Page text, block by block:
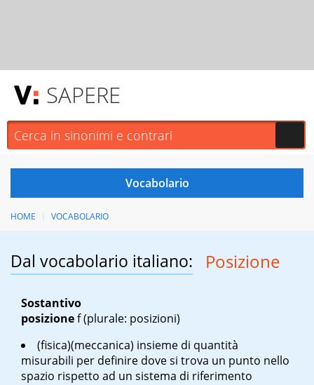
SAPERE
HOME VOCABOLARIO
Dal vocabolario italiano: Posizione
Sostantivo
posizionef(plurale: posizioni)
(fisica)(meccanica) insieme di quantità
misurabili per definire dove si trova un punto nello
spazio rispetto ad un sistema di riferimento